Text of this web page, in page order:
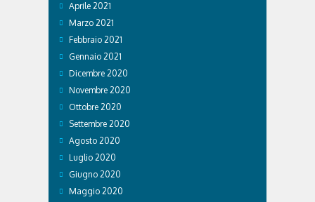
Aprile 2021
Marzo 2021
Febbraio 2021
Gennaio 2021
Dicembre 2020
Novembre 2020
Ottobre 2020
Settembre 2020
Agosto 2020
Luglio 2020
Giugno 2020
Maggio 2020